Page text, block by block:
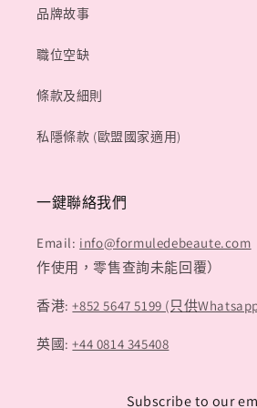
品牌故事
職位空缺
條款及細則
私隱條款 (歐盟國家適用)
一鍵聯絡我們
Email: info@formuledebeaute.com
作使用，零售查詢未能回覆）
香港:+852 5647 5199 (只供
英國:+44 0814 345408
Subscribe to our